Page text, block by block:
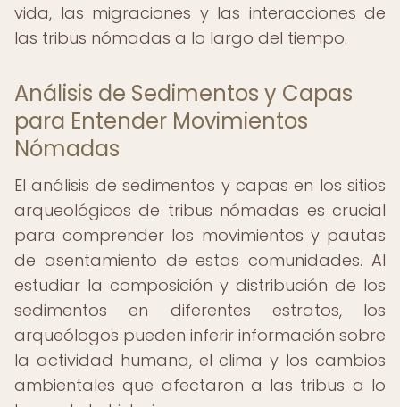
vida, las migraciones y las interacciones de
las tribus nómadas a lo largo del tiempo.
Análisis de Sedimentos y Capas
para Entender Movimientos
Nómadas
El análisis de sedimentos y capas en los sitios
arqueológicos de tribus nómadas es crucial
para comprender los movimientos y pautas
de asentamiento de estas comunidades. Al
estudiar la composición y distribución de los
sedimentos en diferentes estratos, los
arqueólogos pueden inferir información sobre
la actividad humana, el clima y los cambios
ambientales que afectaron a las tribus a lo